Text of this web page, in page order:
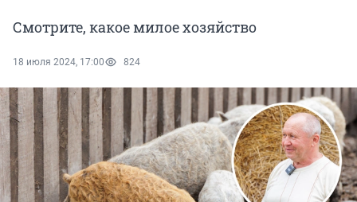
Смотрите, какое милое хозяйство
18 июля 2024, 17:00 824